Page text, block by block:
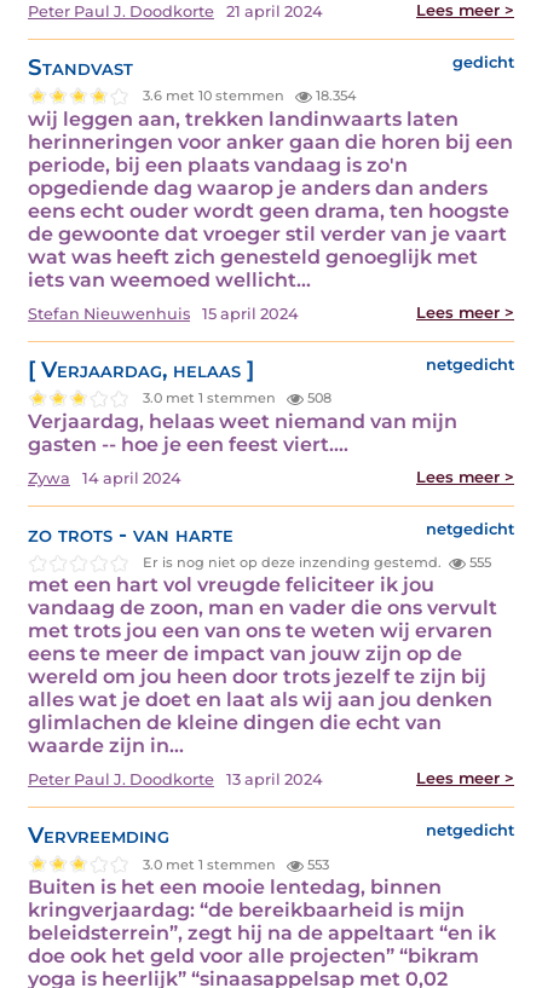
Peter Paul J. Doodkorte 21 april 2024 Lees meer >
Standvast gedicht
3.6 met 10 stemmen 18.354
wij leggen aan, trekken landinwaarts laten
herinneringen voor anker gaan die horen bij een
periode, bij een plaats vandaag is zo'n
opgediende dag waarop je anders dan anders
eens echt ouder wordt geen drama, ten hoogste
de gewoonte dat vroeger stil verder van je vaart
wat was heeft zich genesteld genoeglijk met
iets van weemoed wellicht…
Stefan Nieuwenhuis 15 april 2024 Lees meer >
[ Verjaardag, helaas ] netgedicht
3.0 met 1 stemmen 508
Verjaardag, helaas weet niemand van mijn
gasten -- hoe je een feest viert.…
Zywa 14 april 2024 Lees meer >
zo trots - van harte netgedicht
Er is nog niet op deze inzending gestemd. 555
met een hart vol vreugde feliciteer ik jou
vandaag de zoon, man en vader die ons vervult
met trots jou een van ons te weten wij ervaren
eens te meer de impact van jouw zijn op de
wereld om jou heen door trots jezelf te zijn bij
alles wat je doet en laat als wij aan jou denken
glimlachen de kleine dingen die echt van
waarde zijn in…
Peter Paul J. Doodkorte 13 april 2024 Lees meer >
Vervreemding netgedicht
3.0 met 1 stemmen 553
Buiten is het een mooie lentedag, binnen
kringverjaardag: “de bereikbaarheid is mijn
beleidsterrein”, zegt hij na de appeltaart “en ik
doe ook het geld voor alle projecten” “bikram
yoga is heerlijk” “sinaasappelsap met 0,02